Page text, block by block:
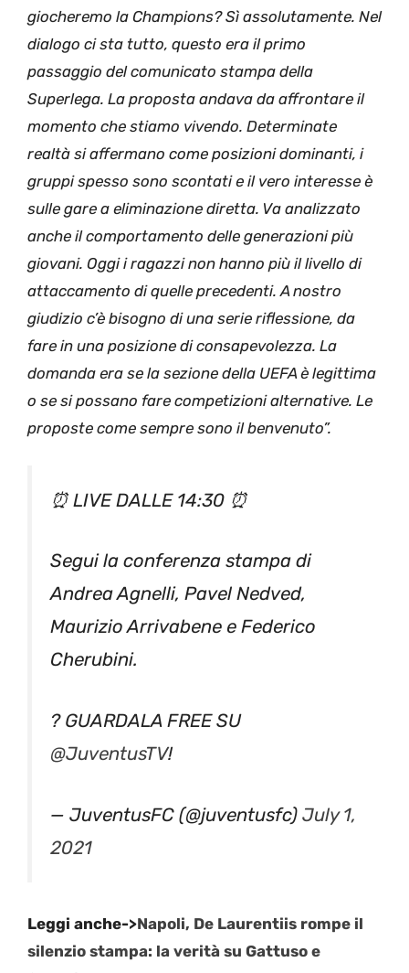
giocheremo la Champions? Sì assolutamente. Nel
dialogo ci sta tutto, questo era il primo
passaggio del comunicato stampa della
Superlega. La proposta andava da affrontare il
momento che stiamo vivendo. Determinate
realtà si affermano come posizioni dominanti, i
gruppi spesso sono scontati e il vero interesse è
sulle gare a eliminazione diretta. Va analizzato
anche il comportamento delle generazioni più
giovani. Oggi i ragazzi non hanno più il livello di
attaccamento di quelle precedenti. A nostro
giudizio c’è bisogno di una serie riflessione, da
fare in una posizione di consapevolezza. La
domanda era se la sezione della UEFA è legittima
o se si possano fare competizioni alternative. Le
proposte come sempre sono il benvenuto”.
⏰ LIVE DALLE 14:30 ⏰
Segui la conferenza stampa di
Andrea Agnelli, Pavel Nedved,
Maurizio Arrivabene e Federico
Cherubini.
? GUARDALA FREE SU
@JuventusTV!
— JuventusFC (@juventusfc) July 1,
2021
Leggi anche->Napoli, De Laurentiis rompe il
silenzio stampa: la verità su Gattuso e